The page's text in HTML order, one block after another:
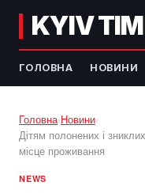
KYIV
ГОЛОВНА НОВИНИ
Головна›Новини›
Дітям полонених і
місце проживання
NEWS